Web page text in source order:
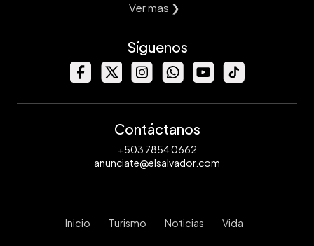
Ver mas ❯
Síguenos
Contáctanos
+503 7854 0662
anunciate@elsalvador.com
Inicio Turismo Noticias Vida